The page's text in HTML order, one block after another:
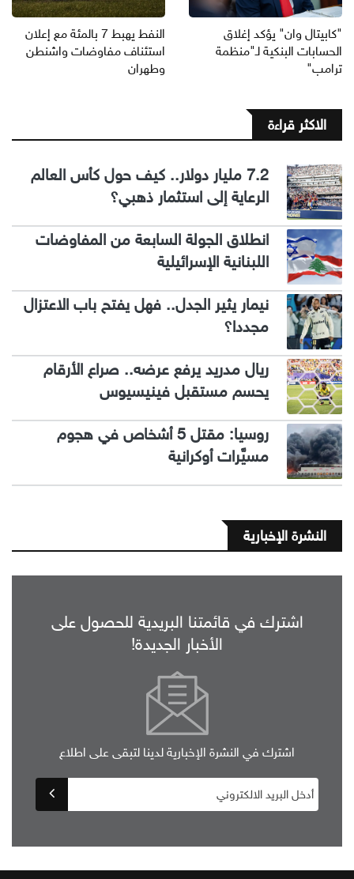
"كابيتال وان" يؤكد إغلاق
الحسابات البنكية لـ"منظمة
ترامب"
النفط يهبط 7 بالمئة مع إعلان
استئناف مفاوضات واشنطن
وطهران
الاكثر قراءة
7.2 مليار دولار.. كيف حول كأس العالم
الرعاية إلى استثمار ذهبي؟
انطلاق الجولة السابعة من المفاوضات
اللبنانية الإسرائيلية
نيمار يثير الجدل.. فهل يفتح باب الاعتزال
مجددا؟
ريال مدريد يرفع عرضه.. صراع الأرقام
يحسم مستقبل فينيسيوس
روسيا: مقتل 5 أشخاص في هجوم
مسيَّرات أوكرانية
النشرة الإخبارية
اشترك في قائمتنا البريدية للحصول على
الأخبار الجديدة!
اشترك في النشرة الإخبارية لدينا لتبقى على اطلاع